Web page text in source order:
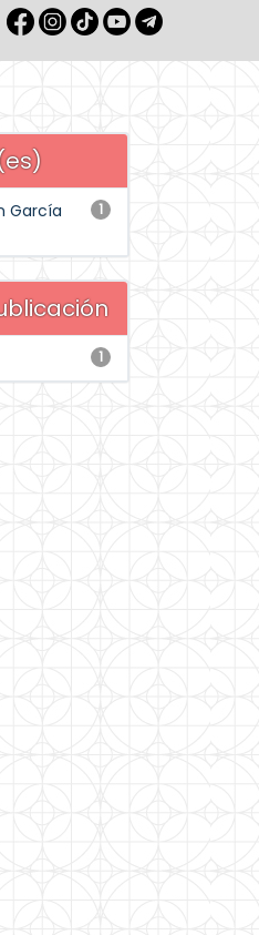
1
García
1